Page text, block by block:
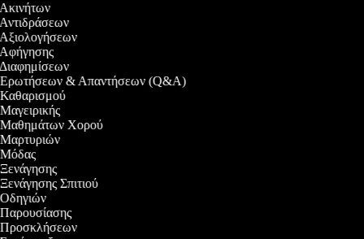
Αντιδράσεων
Αξιολογήσεων
Αφήγησης
Διαφημίσεων
Ερωτήσεων & Απαντήσεων (Q&A)
Καθαρισμού
Μαθημάτων Χορού
Μαρτυριών
Μόδας
Ξενάγησης
Σπιτιού
Οδηγιών
Παρουσίασης
Προσκλήσεων